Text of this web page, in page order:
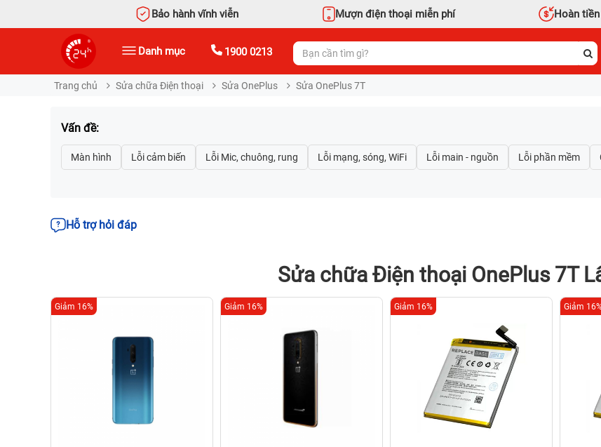
Bảo hành vĩnh viễn Mượn điện thoại miễn phí Hoàn tiền
Danh mục 1900 0213
Trang chủ Sửa chữa Điện thoại Sửa OnePlus Sửa OnePlus 7T
Vấn đề:
Hỗ trợ hỏi đáp
Sửa chữa Điện thoại OnePlus 7T
Giảm 16% Giảm 16% Giảm 16% Giảm